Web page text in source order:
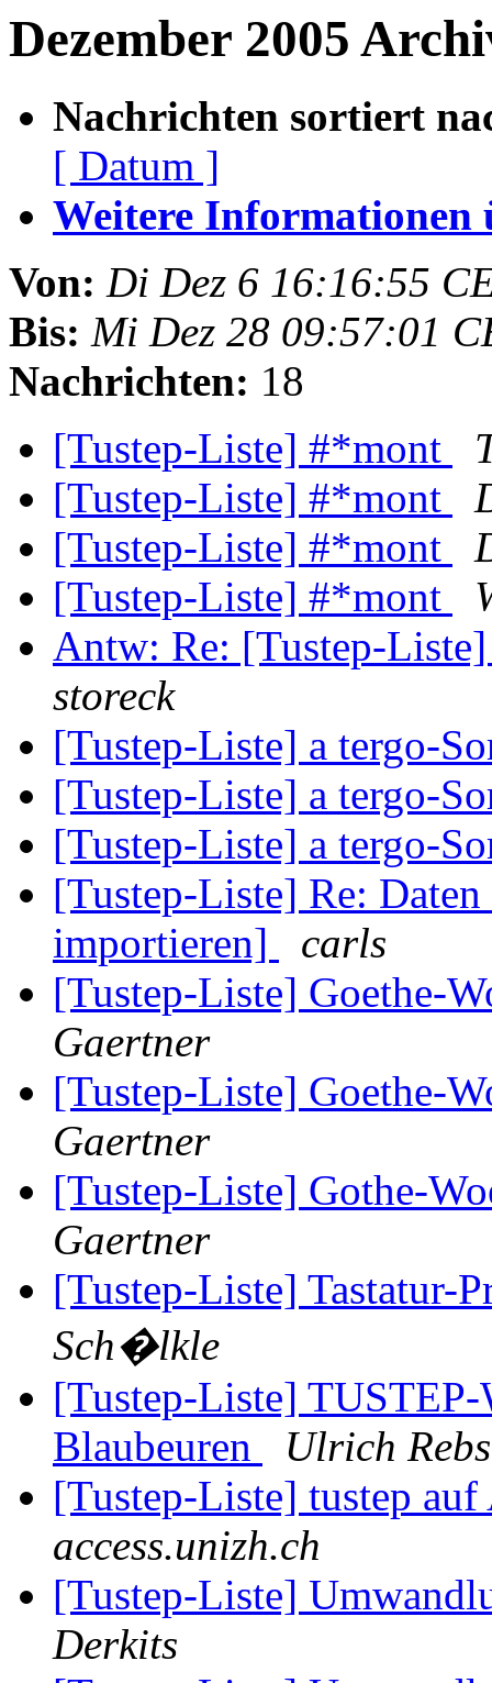
Dezember 2005
Nachrichten sortiert
[ Datum ]
Weitere Informationen
Von: Di Dez 6 16:16:55
Bis: Mi Dez 28 09:57:01
Nachrichten: 18
[Tustep-Liste] #*mont
[Tustep-Liste] #*mont
[Tustep-Liste] #*mont
[Tustep-Liste] #*mont
Antw: Re: [Tustep-
storeck
[Tustep-Liste] a tergo-
[Tustep-Liste] a tergo-
[Tustep-Liste] a tergo-
[Tustep-Liste] Re:
importieren]
carls
[Tustep-Liste] Goethe-
Gaertner
[Tustep-Liste] Goethe-
Gaertner
[Tustep-Liste] Gothe-
Gaertner
[Tustep-Liste] Tastatur-
Sch�lkle
[Tustep-Liste]
Blaubeuren
Ulrich
[Tustep-Liste] tustep
access.unizh.ch
[Tustep-Liste]
Derkits